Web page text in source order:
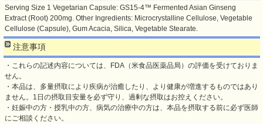
Serving Size 1 Vegetarian Capsule: GS15-4™ Fermented Asian Ginseng
Extract (Root) 200mg. Other Ingredients: Microcrystalline Cellulose, Vegetable
Cellulose (Capsule), Gum Acacia, Silica, Vegetable Stearate.
注意事項
・これらの記述内容については、FDA（米食品医薬品局）の評価を受けておりま
せん。
・本品は、多量摂取により疾病が治癒したり、より健康が増進するものではあり
ません。1日の摂取目安量を必ず守り、過剰な摂取はお控えください。
・妊娠中の方・授乳中の方、病気の治療中の方は、本品を摂取する前に必ず医師
にご相談ください。